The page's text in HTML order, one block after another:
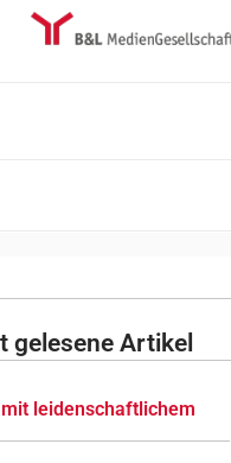
gelesene Artikel
leidenschaftlichem